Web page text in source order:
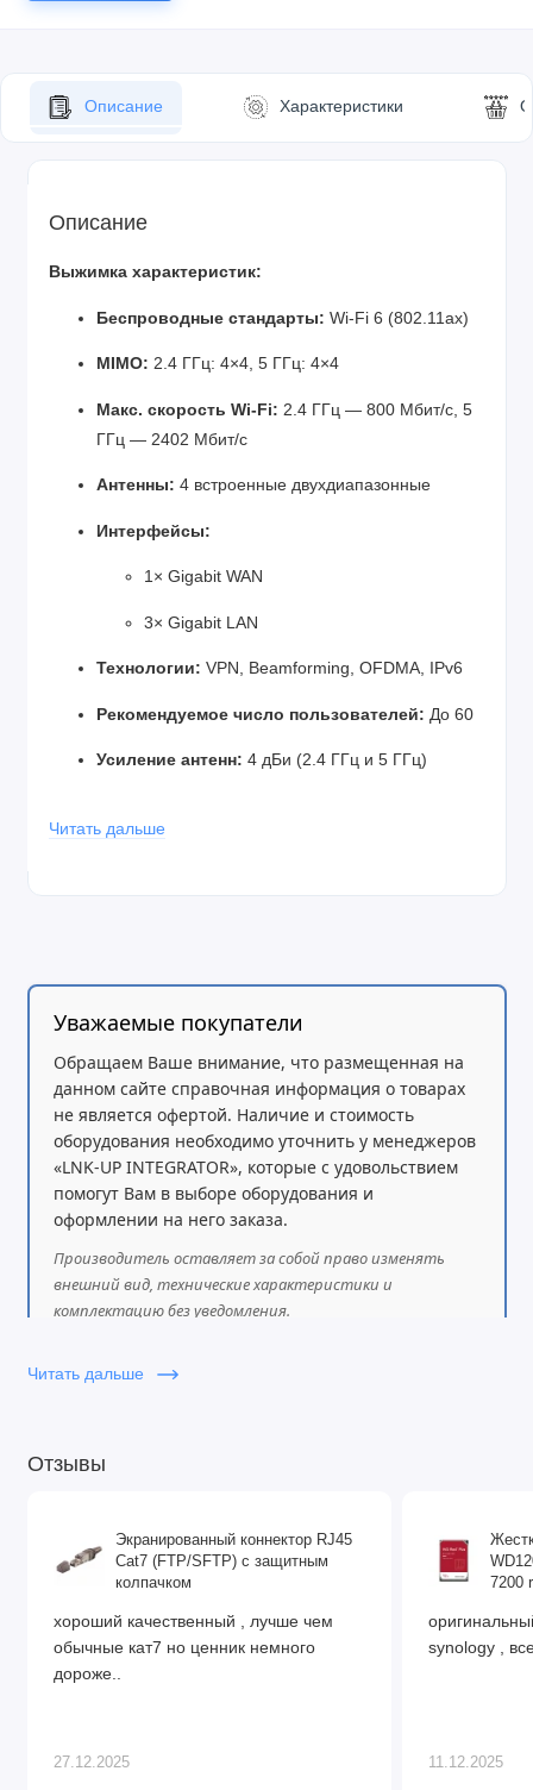
Описание Характеристики
Описание
Выжимка характеристик:
Беспроводные стандарты: Wi-Fi 6 (802.11ax)
MIMO: 2.4 ГГц: 4×4, 5 ГГц: 4×4
Макс. скорость Wi-Fi: 2.4 ГГц — 800 Мбит/с, 5
ГГц — 2402 Мбит/с
Антенны: 4 встроенные двухдиапазонные
Интерфейсы:
1× Gigabit WAN
3× Gigabit LAN
Технологии: VPN, Beamforming, OFDMA, IPv6
Рекомендуемое число пользователей: До 60
Усиление антенн: 4 дБи (2.4 ГГц и 5 ГГц)
Масса:0.66 кг
Читать дальше
Уважаемые покупатели
Обращаем Ваше внимание, что размещенная на
данном сайте справочная информация о товарах
не является офертой. Наличие и стоимость
оборудования необходимо уточнить у менеджеров
«LNK-UP INTEGRATOR», которые с удовольствием
помогут Вам в выборе оборудования и
оформлении на него заказа.
Производитель оставляет за собой право изменять
внешний вид, технические характеристики и
комплектацию без уведомления.
Читать дальше
Отзывы
Экранированный коннектор RJ45
Cat7 (FTP/SFTP) с защитным
колпачком
хороший качественный , лучше чем
обычные кат7 но ценник немного
дороже..
27.12.2025
7200
synology ,
11.12.2025